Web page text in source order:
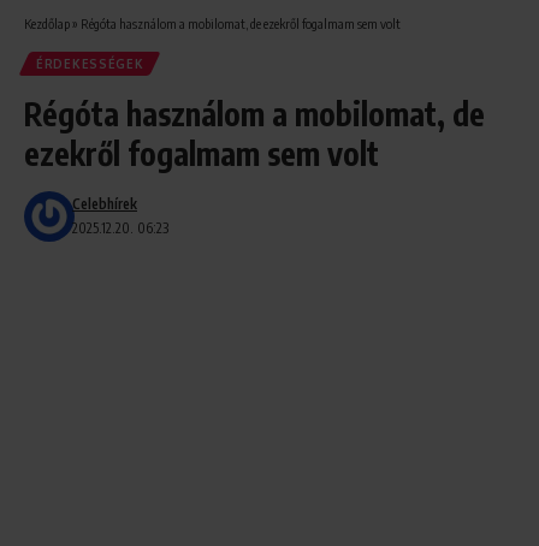
Kezdőlap» Régóta használom a mobilomat, de ezekről fogalmam sem volt
ÉRDEKESSÉGEK
Régóta használom a mobilomat, de
ezekről fogalmam sem volt
2025.12.20. 06:23
Celebhírek